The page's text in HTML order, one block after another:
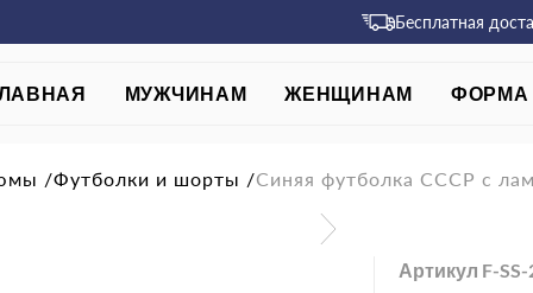
Бесплатная
МУЖЧИНАМ ЖЕНЩИНАМ ФОРМА
/Футболки и шорты /Синяя футболка СССР с
Артикул F-